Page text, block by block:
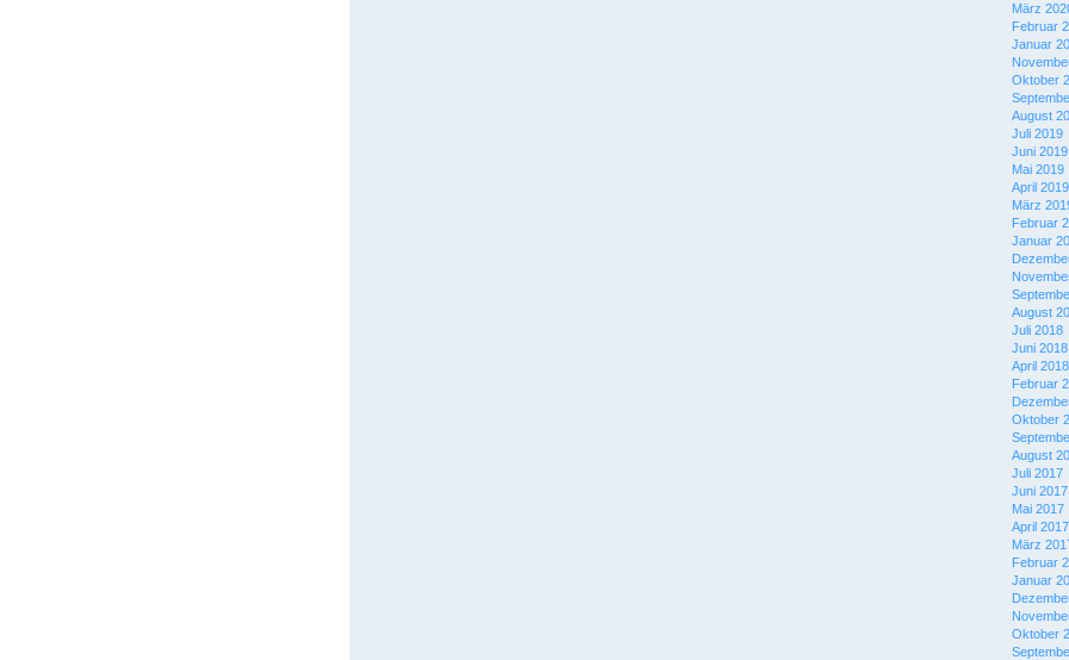
März
Februar
Januar
Oktober
August
Juli 2019
Juni 2019
Mai 2019
April 2019
März
Februar
Januar
August
Juli 2018
Juni 2018
April 2018
Februar
Oktober
August
Juli 2017
Juni 2017
Mai 2017
April 2017
März
Februar
Januar
Oktober